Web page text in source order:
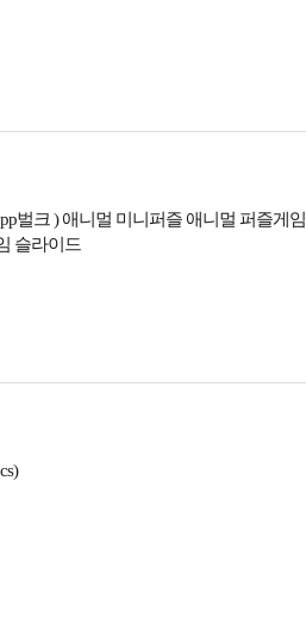
벌크 ) 애니멀 미니퍼즐 애니멀 퍼즐게임
슬라이드